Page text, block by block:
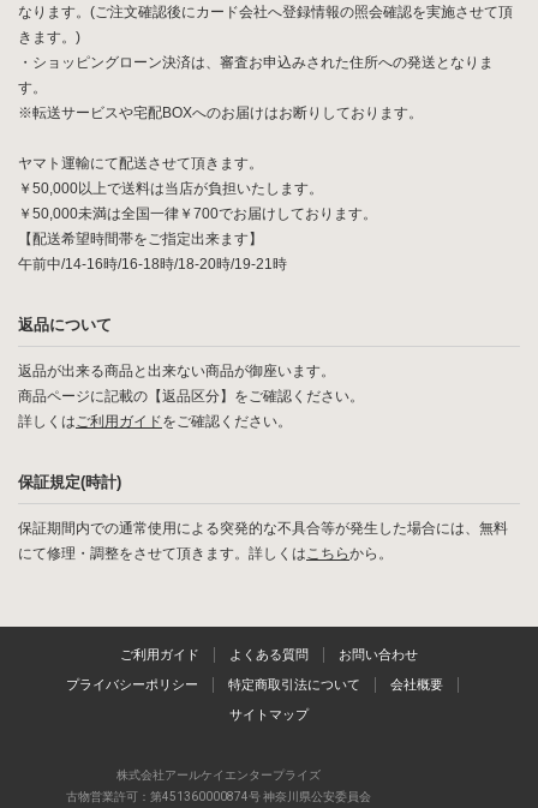
なります。(ご注文確認後にカード会社へ登録情報の照会確認を実施させて頂
きます。)
・ショッピングローン決済は、審査お申込みされた住所への発送となりま
す。
※転送サービスや宅配BOXへのお届けはお断りしております。
ヤマト運輸にて配送させて頂きます。
￥50,000以上で送料は当店が負担いたします。
￥50,000未満は全国一律￥700でお届けしております。
【配送希望時間帯をご指定出来ます】
午前中/14-16時/16-18時/18-20時/19-21時
返品について
返品が出来る商品と出来ない商品が御座います。
商品ページに記載の【返品区分】をご確認ください。
詳しくはご利用ガイドをご確認ください。
保証規定(時計)
保証期間内での通常使用による突発的な不具合等が発生した場合には、無料
にて修理・調整をさせて頂きます。詳しくはこちらから。
ご利用ガイド よくある質問 お問い合わせ
プライバシーポリシー 特定商取引法について 会社概要
サイトマップ
株式会社アールケイエンタープライズ
古物営業許可：第451360000874号 神奈川県公安委員会